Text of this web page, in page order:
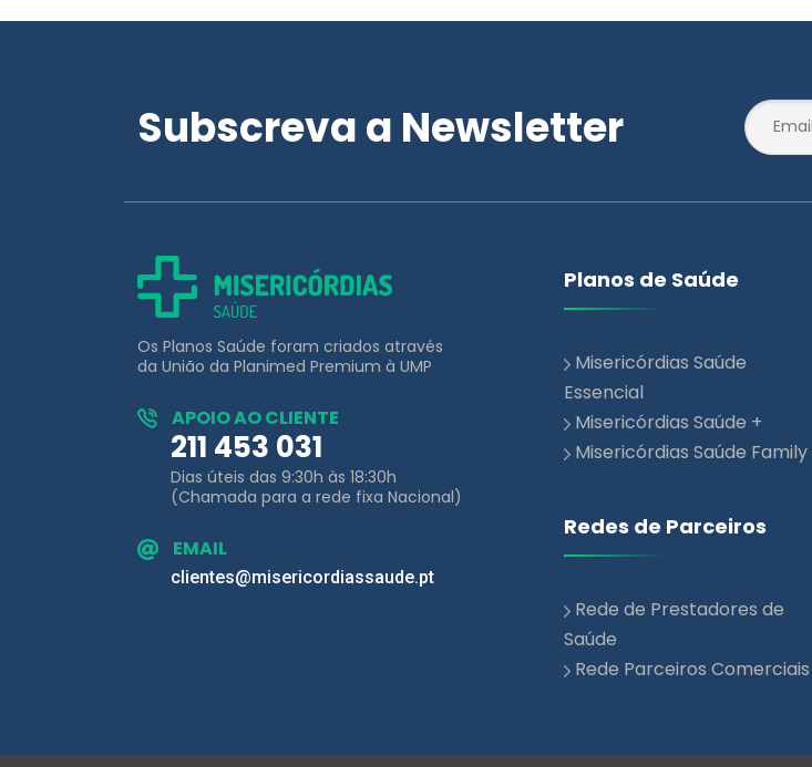
Os Planos Saúde foram criados através
da União da Planimed Premium à UMP
APOIO AO CLIENTE
211 453 031
Dias úteis das 9:30h às 18:30h
(Chamada para a rede fixa Nacional)
EMAIL
clientes@misericordiassaude.pt
Misericórdias Saúde
Misericórdias Saúde +
Misericórdias Saúde Family +
Redes de Parceiros
Rede de Prestadores de
Rede Parceiros Comerciais